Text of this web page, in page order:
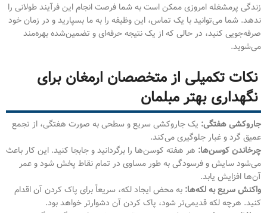
زندگی پرمشغله امروزی ممکن است به شما فرصت انجام این فرآیند طولانی را
ندهد. شما می‌توانید با یک تماس، این وظیفه را به ما بسپارید و در زمان خود
صرفه‌جویی کنید، در حالی که از یک نتیجه حرفه‌ای و تضمین‌شده بهره‌مند
می‌شوید.
نکات تکمیلی از متخصصان ارمغان برای
نگهداری بهتر مبلمان
جاروکشی هفتگی: یک جاروکشی سریع و سطحی به صورت هفتگی، از تجمع
عمیق گرد و غبار جلوگیری می‌کند.
چرخاندن کوسن‌ها: هر هفته کوسن‌ها را برگردانید و جابجا کنید. این کار باعث
می‌شود سایش و فرسودگی به طور مساوی در تمام نقاط پخش شود و عمر
آن‌ها افزایش یابد.
واکنش سریع به لکه‌ها: به محض ایجاد لکه، سریعاً برای پاک کردن آن اقدام
کنید. هرچه لکه قدیمی‌تر شود، پاک کردن آن دشوارتر خواهد بود.